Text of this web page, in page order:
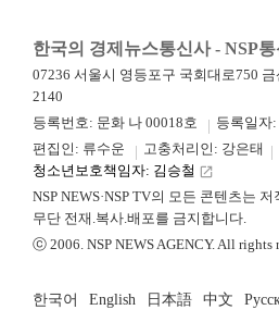
한국의 경제뉴스통신사 - NSP통
07236 서울시 영등포구 국회대로750
2140
등록번호: 문화 나 00018호
등록일자:
편집인: 류수운
고충처리인: 강은태
청소년보호책임자: 김승철 launch
NSP NEWS·NSP TV의 모든 콘텐츠는
무단 전재.복사.배포를 금지합니다.
ⓒ 2006. NSP NEWS AGENCY. All rights
한국어 English 日本語 中文